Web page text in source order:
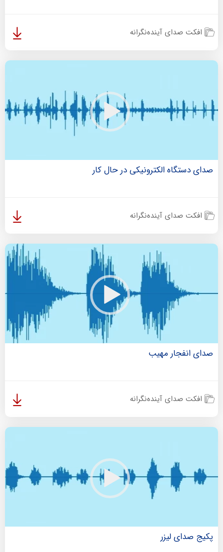
افکت صدای آینده‌نگرانه
صدای دستگاه الکترونیکی در حال کار
افکت صدای آینده‌نگرانه
صدای انفجار مهیب
افکت صدای آینده‌نگرانه
پکیج صدای لیزر